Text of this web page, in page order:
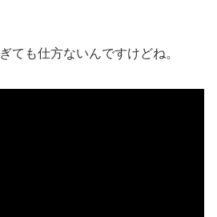
ても仕方ないんですけどね。